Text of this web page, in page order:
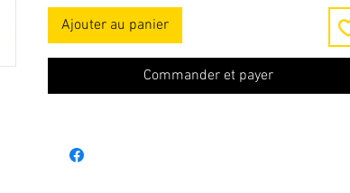
Ajouter au panier
Commander et payer